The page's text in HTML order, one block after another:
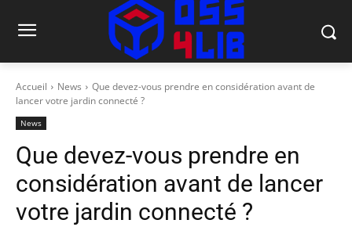
Accueil News
Que devez-vous prendre en considération avant de
lancer votre jardin connecté ?
News
Que devez-vous prendre en
considération avant de lancer
votre jardin connecté ?